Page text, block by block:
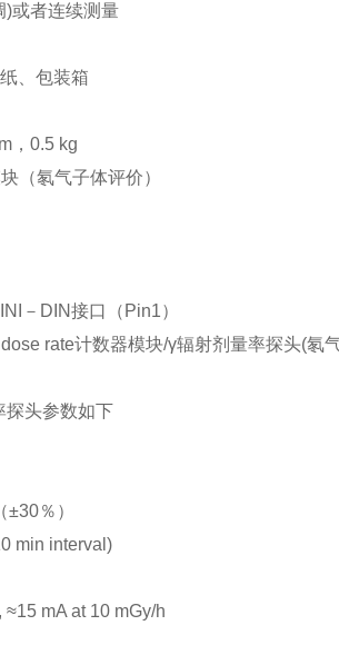
)或者连续测量
、包装箱
，0.5 kg
（氡气子体评价）
－DIN接口（Pin1）
rate计数器模块/γ辐射剂量率探头(氡
探头参数如下
％）
min interval)
mA at 10 mGy/h